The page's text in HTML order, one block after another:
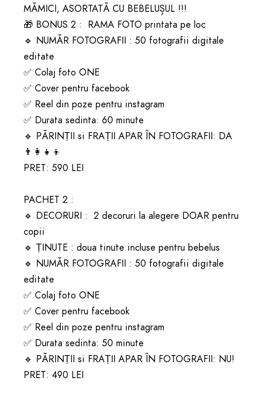
MĂMICI, ASORTATĂ CU BEBELUȘUL !!!
🎁 BONUS 2 :  RAMA FOTO printata pe loc
🔹 NUMĂR FOTOGRAFII : 50 fotografii digitale
editate
✅ Colaj foto ONE
✅ Cover pentru facebook
✅ Reel din poze pentru instagram
✅ Durata sedinta: 60 minute
🔹 PĂRINȚII si FRAȚII APAR ÎN FOTOGRAFII: DA
👨‍👩‍👧‍👦
PRET: 590 LEI
PACHET 2 :
🔹 DECORURI :  2 decoruri la alegere DOAR pentru
copii
🔹 ȚINUTE : doua tinute incluse pentru bebelus
🔹 NUMĂR FOTOGRAFII : 50 fotografii digitale
editate
✅ Colaj foto ONE
✅ Cover pentru facebook
✅ Reel din poze pentru instagram
✅ Durata sedinta: 50 minute
🔹 PĂRINȚII si FRAȚII APAR ÎN FOTOGRAFII: N‍U!
PRET: 490 LEI